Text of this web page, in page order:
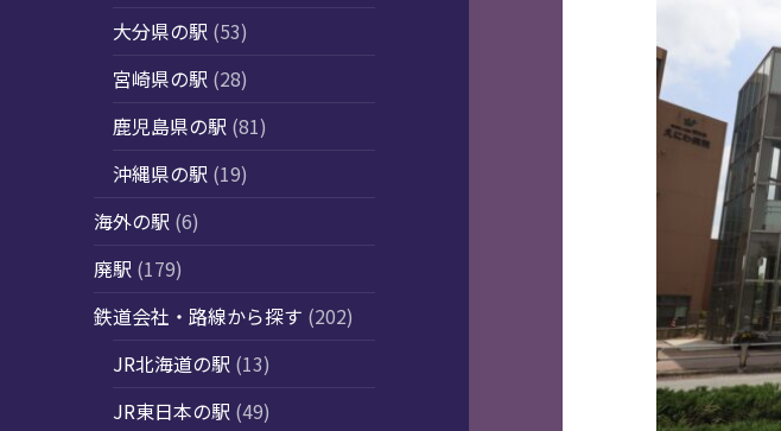
大分県の駅 (53)
宮崎県の駅 (28)
鹿児島県の駅 (81)
沖縄県の駅 (19)
海外の駅 (6)
廃駅 (179)
鉄道会社・路線から探す (202)
JR北海道の駅 (13)
JR東日本の駅 (49)